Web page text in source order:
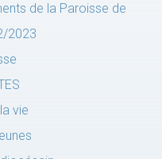
de la Paroisse de
2023
vie